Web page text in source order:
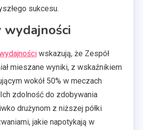
sukcesu.
wydajności
wskazują, że Zespół
mieszane wyniki, z wskaźnikiem
wokół 50% w meczach
zdolność do zdobywania
drużynom z niższej półki
jakie napotykają w